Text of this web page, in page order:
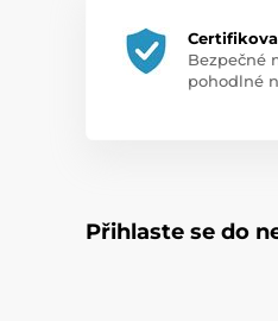
Bezpečné
pohodlné
Přihlaste se do